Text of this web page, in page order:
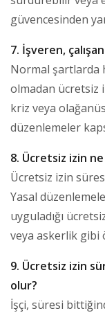
güvencesinden
7. İşveren,
Normal şartlarda
olmadan ücretsiz
kriz veya
düzenlemeler
8. Ücretsiz izin
Ücretsiz izin
Yasal
uyguladığı
veya askerlik gibi
9. Ücretsiz izin
olur?
İşçi, süresi